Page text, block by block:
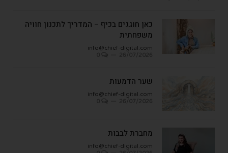
כאן חוגגים בכיף – המדריך לתכנון חוויה
משפחתית
info@chief-digital.com
שער הדמעות
info@chief-digital.com
מחברת לבבות
info@chief-digital.com